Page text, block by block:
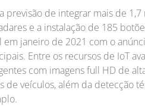
previsão de integrar mais de
e a instalação de 185
em janeiro de 2021 com o
Entre os recursos de IoT
com imagens full HD de
de veículos, além da detecção